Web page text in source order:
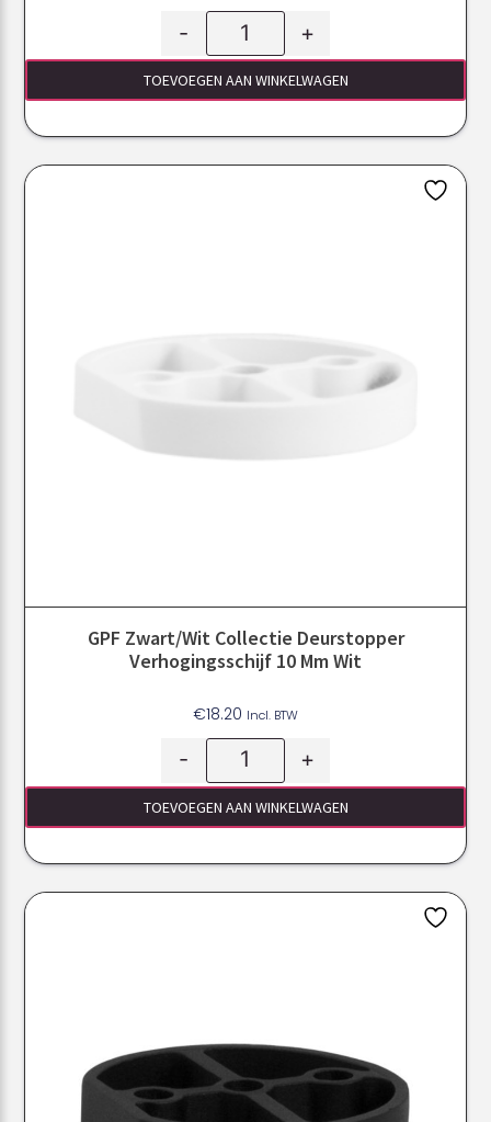
- +
TOEVOEGEN AAN WINKELWAGEN
GPF Zwart/Wit Collectie Deurstopper
Verhogingsschijf 10 Mm Wit
€18.20 Incl. BTW
- +
TOEVOEGEN AAN WINKELWAGEN